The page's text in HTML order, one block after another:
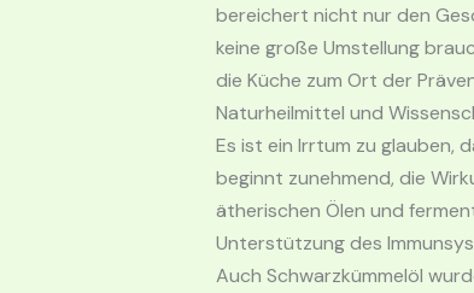
bereichert nicht nur den
keine große Umstellung
die Küche zum Ort der
Naturheilmittel und
Es ist ein Irrtum zu glauben,
beginnt zunehmend, die
ätherischen Ölen und
Unterstützung des
Auch Schwarzkümmelöl